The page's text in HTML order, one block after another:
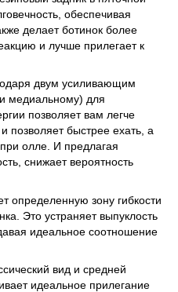
обеспечивая
делает ботинок более
и лучше прилегает к
двум усиливающим
медиальному) для
позволяет вам легче
позволяет быстрее ехать, а
олле. И предлагая
снижает вероятность
определенную зону гибкости
Это устраняет выпуклость
идеальное соотношение
вид и средней
идеальное прилегание